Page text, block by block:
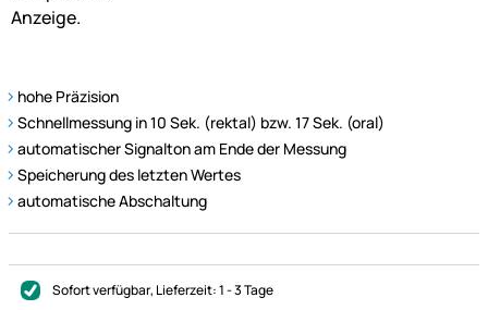
hohe Präzision
Schnellmessung in 10 Sek. (rektal) bzw. 17 Sek. (oral)
automatischer Signalton am Ende der Messung
Speicherung des letzten Wertes
automatische Abschaltung
Sofort verfügbar, Lieferzeit:1 - 3 Tage